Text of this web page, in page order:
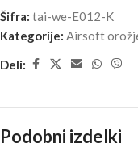
Šifra: tai-we-E012-K
Kategorije: Airsoft
Deli:
Podobni izdelki